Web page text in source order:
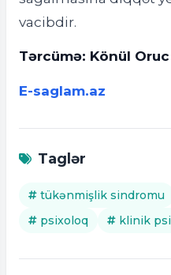
vacibdir.
Tərcümə: Könül Oruc
E-saglam.az
Taglər
tükənmişlik sindromu
psixoloq
klinik